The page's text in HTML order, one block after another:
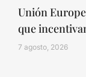
Unión
que
7 agosto, 2026